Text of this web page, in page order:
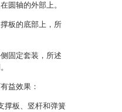
圆轴的外部上。
板的底部上，所
固定套装，所述
益效果：
撑板、竖杆和弹簧